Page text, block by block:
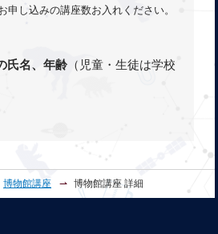
申し込みの講座数お入れください。
氏名、年齢 （児童・生徒は学校
博物館講座 博物館講座 詳細